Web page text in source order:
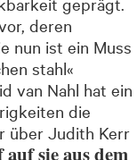
deren
nun ist ein Muss
stahl«
van Nahl hat ein
die
über Judith Kerr
sie aus dem